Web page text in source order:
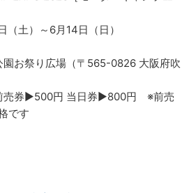
土）～6月14日（日）
園お祭り広場（〒565-0826 大阪府吹
売券▶500円 当日券▶800円 ※前売
です